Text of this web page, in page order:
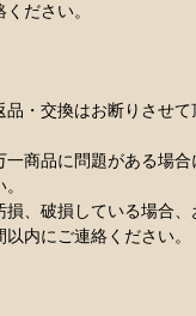
ださい。
・交換はお断りさせて
商品に問題がある場合
、破損している場合、
内にご連絡ください。